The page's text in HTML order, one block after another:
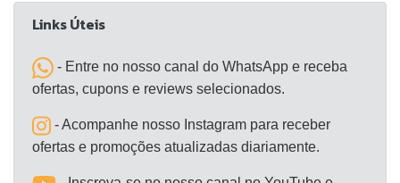
Links Úteis
- Entre no nosso canal do WhatsApp e receba
ofertas, cupons e reviews selecionados.
- Acompanhe nosso Instagram para receber
ofertas e promoções atualizadas diariamente.